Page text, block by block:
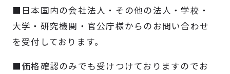
■日本国内の会社法人・その他の法人・学校・
大学・研究機関・官公庁様からのお問い合わせ
を受付しております。
■価格確認のみでも受けつけておりますのでお